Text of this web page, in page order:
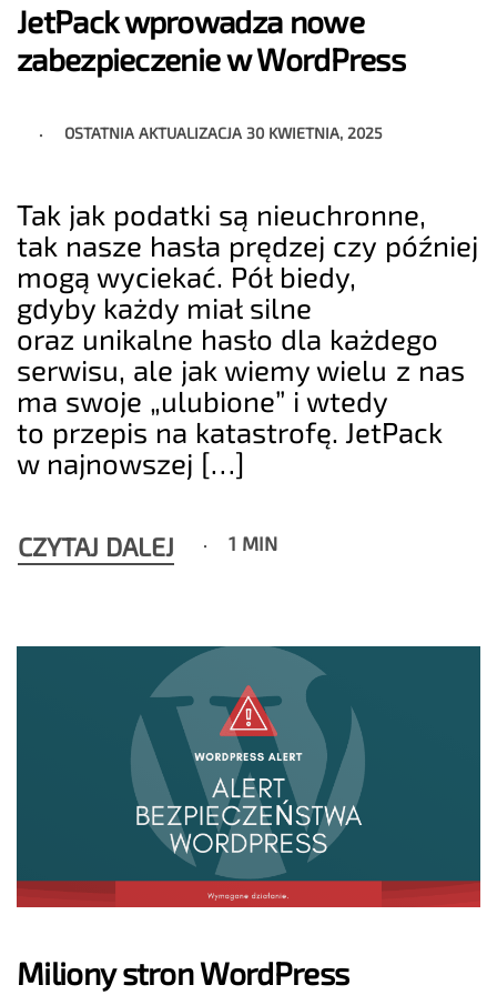
JetPack wprowadza nowe
zabezpieczenie w WordPress
OSTATNIA AKTUALIZACJA 30 KWIETNIA, 2025
Tak jak podatki są nieuchronne,
tak nasze hasła prędzej czy później
mogą wyciekać. Pół biedy,
gdyby każdy miał silne
oraz unikalne hasło dla każdego
serwisu, ale jak wiemy wielu z nas
ma swoje „ulubione” i wtedy
to przepis na katastrofę. JetPack
w najnowszej […]
CZYTAJ DALEJ 1 MIN
Miliony stron WordPress